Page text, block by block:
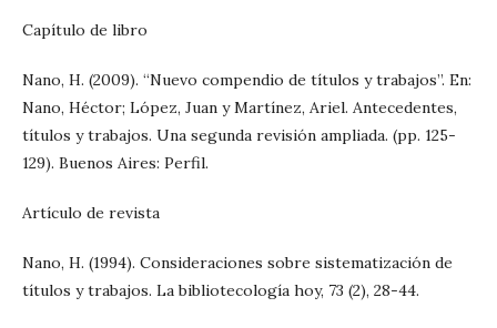
Capítulo de libro
Nano, H. (2009). “Nuevo compendio de títulos y trabajos”. En:
Nano, Héctor; López, Juan y Martínez, Ariel. Antecedentes,
títulos y trabajos. Una segunda revisión ampliada. (pp. 125-
129). Buenos Aires: Perfil.
Artículo de revista
Nano, H. (1994). Consideraciones sobre sistematización de
títulos y trabajos. La bibliotecología hoy, 73 (2), 28-44.